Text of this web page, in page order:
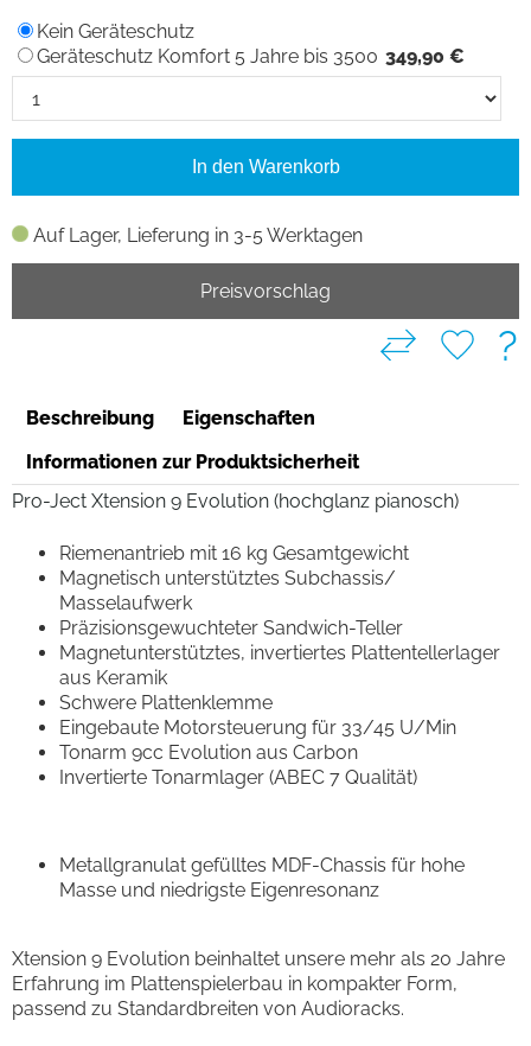
Auf Lager, Lieferung in 3-5 Werktagen
Kein Geräteschutz
Geräteschutz Komfort 5 Jahre bis 3500 349,90 €
In den Warenkorb
Preisvorschlag
?
Beschreibung
Eigenschaften
Informationen zur Produktsicherheit
Pro-Ject Xtension 9 Evolution (hochglanz pianosch)
Riemenantrieb mit 16 kg Gesamtgewicht
Magnetisch unterstütztes Subchassis/
Masselaufwerk
Präzisionsgewuchteter Sandwich-Teller
Magnetunterstütztes, invertiertes Plattentellerlager
aus Keramik
Schwere Plattenklemme
Eingebaute Motorsteuerung für 33/45 U/Min
Tonarm 9cc Evolution aus Carbon
Invertierte Tonarmlager (ABEC 7 Qualität)
Metallgranulat gefülltes MDF-Chassis für hohe
Masse und niedrigste Eigenresonanz
Xtension 9 Evolution beinhaltet unsere mehr als 20 Jahre
Erfahrung im Plattenspielerbau in kompakter Form,
passend zu Standardbreiten von Audioracks.